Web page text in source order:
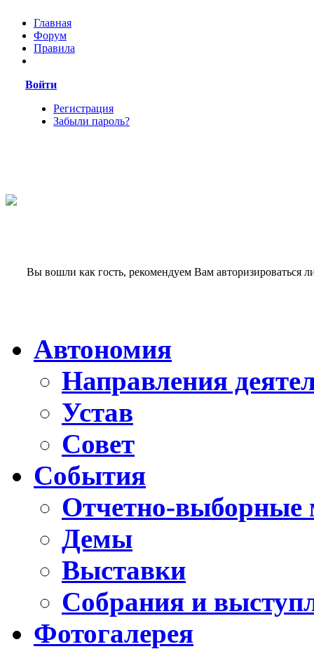
Главная
Форум
Правила
Войти
Регистрация
Забыли пароль?
Вы вошли как гость, рекомендуем Вам авторизироваться
Автономия
Направления
Устав
Совет
События
Отчетно-выборные
Демы
Выставки
Собрания и
Фотогалерея